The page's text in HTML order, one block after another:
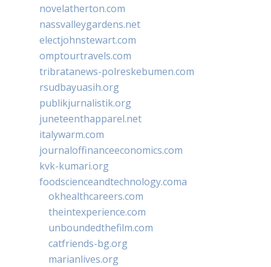
novelatherton.com
nassvalleygardens.net
electjohnstewart.com
omptourtravels.com
tribratanews-polreskebumen.com
rsudbayuasih.org
publikjurnalistik.org
juneteenthapparel.net
italywarm.com
journaloffinanceeconomics.com
kvk-kumari.org
foodscienceandtechnology.coma
okhealthcareers.com
theintexperience.com
unboundedthefilm.com
catfriends-bg.org
marianlives.org